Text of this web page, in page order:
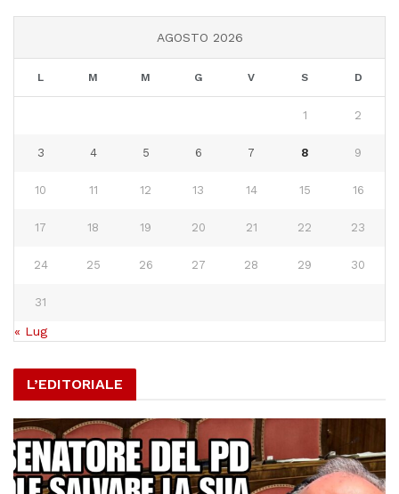
AGOSTO 2026
L M M G V S D
1 2
3 4 5 6 7 8 9
10 11 12 13 14 15 16
17 18 19 20 21 22 23
24 25 26 27 28 29 30
31
« Lug
L’EDITORIALE